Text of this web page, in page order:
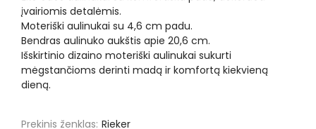
įvairiomis detalėmis.
Moteriški aulinukai su 4,6 cm padu.
Bendras aulinuko aukštis apie 20,6 cm.
Išskirtinio dizaino moteriški aulinukai sukurti
mėgstančioms derinti madą ir komfortą kiekvieną
dieną.
Prekinis ženklas: Rieker